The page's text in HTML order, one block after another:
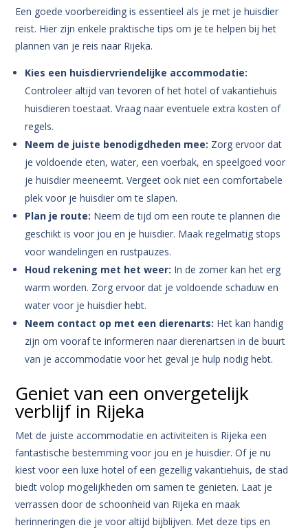
Een goede voorbereiding is essentieel als je met je huisdier
reist. Hier zijn enkele praktische tips om je te helpen bij het
plannen van je reis naar Rijeka.
Kies een huisdiervriendelijke accommodatie:
Controleer altijd van tevoren of het hotel of vakantiehuis
huisdieren toestaat. Vraag naar eventuele extra kosten of
regels.
Neem de juiste benodigdheden mee: Zorg ervoor dat
je voldoende eten, water, een voerbak, en speelgoed voor
je huisdier meeneemt. Vergeet ook niet een comfortabele
plek voor je huisdier om te slapen.
Plan je route: Neem de tijd om een route te plannen die
geschikt is voor jou en je huisdier. Maak regelmatig stops
voor wandelingen en rustpauzes.
Houd rekening met het weer: In de zomer kan het erg
warm worden. Zorg ervoor dat je voldoende schaduw en
water voor je huisdier hebt.
Neem contact op met een dierenarts: Het kan handig
zijn om vooraf te informeren naar dierenartsen in de buurt
van je accommodatie voor het geval je hulp nodig hebt.
Geniet van een onvergetelijk
verblijf in Rijeka
Met de juiste accommodatie en activiteiten is Rijeka een
fantastische bestemming voor jou en je huisdier. Of je nu
kiest voor een luxe hotel of een gezellig vakantiehuis, de stad
biedt volop mogelijkheden om samen te genieten. Laat je
verrassen door de schoonheid van Rijeka en maak
herinneringen die je voor altijd bijblijven. Met deze tips en